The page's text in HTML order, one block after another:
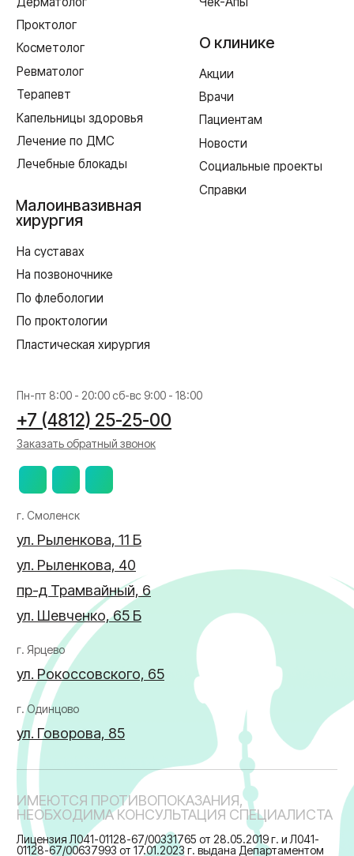
ИМЕЮТСЯ ПРОТИВОПОКАЗАНИЯ,
НЕОБХОДИМА КОНСУЛЬТАЦИЯ СПЕЦИАЛИСТА
Лицензия Л041-01128-67/00331765 от 28.05.2019 г. и Л041-
01128-67/00637993 от 17.01.2023 г. выдана Департаментом
Смоленской области по здравоохранению
Создание сайта
Реквизиты
Политика в отношении обработки персональных данных